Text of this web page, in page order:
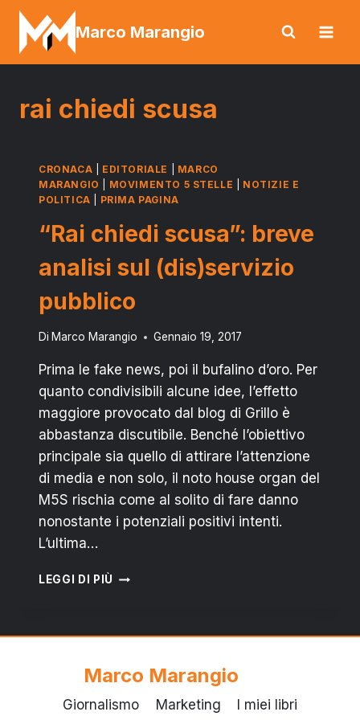
Salta
contenuto
Marco Marangio
rai chiedi scusa
CRONACA EDITORIALE
MARCO
MARANGIO
MOVIMENTO 5 STELLE
NOTIZIE E
POLITICA
PRIMA PAGINA
“Rai chiedi scusa”: breve
analisi sul (dis)servizio
pubblico
Di Marco Marangio Gennaio 19, 2017
Prima le fake news, poi il bufalino d’oro. Per
quanto condivisibili alcune idee, l’effetto
maggiore provocato dal blog di Grillo è
abbastanza discutibile. Benché l’obiettivo
principale sia quello di attirare l’attenzione
di media e non solo, il noto house organ del
M5S rischia come al solito di fare danno
nonostante i potenziali positivi intenti.
L’ultima…
LEGGI DI PIÙ “RAI
(DIS)SERVIZIO
Marco Marangio
Giornalismo Marketing I miei libri